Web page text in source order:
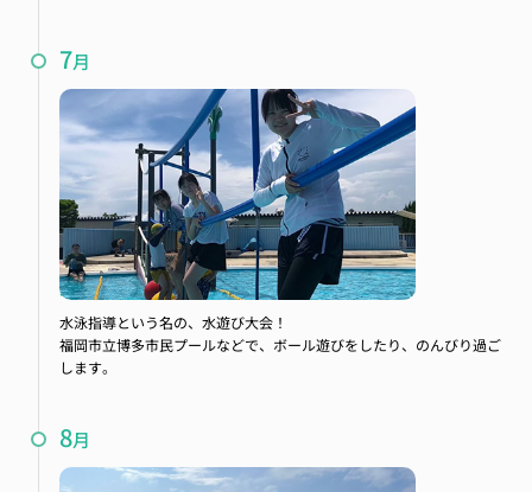
7月
水泳指導
水泳指導という名の、水遊び大会！
福岡市立博多市民プールなどで、ボール遊びをしたり、のんびり過ご
します。
8月